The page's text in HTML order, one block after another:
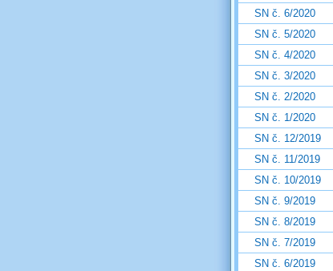
SN č. 6/2020
SN č. 5/2020
SN č. 4/2020
SN č. 3/2020
SN č. 2/2020
SN č. 1/2020
SN č. 12/2019
SN č. 11/2019
SN č. 10/2019
SN č. 9/2019
SN č. 8/2019
SN č. 7/2019
SN č. 6/2019